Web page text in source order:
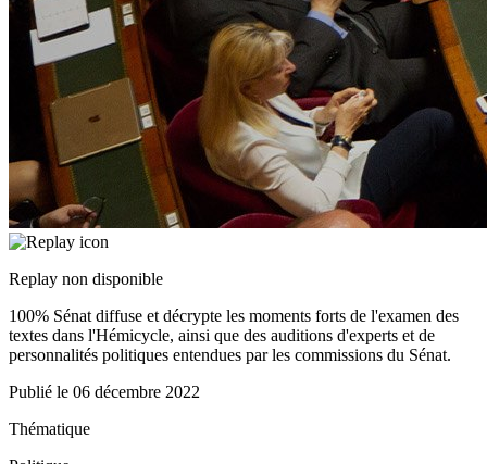
Replay non disponible
100% Sénat diffuse et décrypte les moments forts de l'examen des
textes dans l'Hémicycle, ainsi que des auditions d'experts et de
personnalités politiques entendues par les commissions du Sénat.
Publié le 06 décembre 2022
Thématique